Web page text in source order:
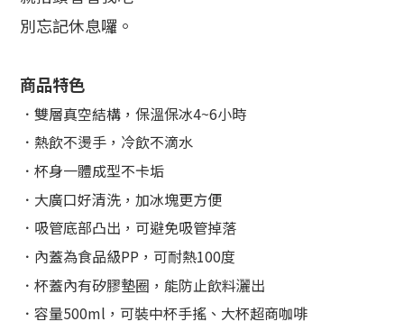
別忘記休息囉。
商品特色
．雙層真空結構，保溫保冰4~6小時
．熱飲不燙手，冷飲不滴水
．杯身一體成型不卡垢
．大廣口好清洗，加冰塊更方便
． 吸管底部凸出，可避免吸管掉落
． 內蓋為食品級PP，可耐熱100度
．杯蓋內有矽膠墊圈，能防止飲料灑出
．容量500ml，可裝中杯手搖、大杯超商咖啡